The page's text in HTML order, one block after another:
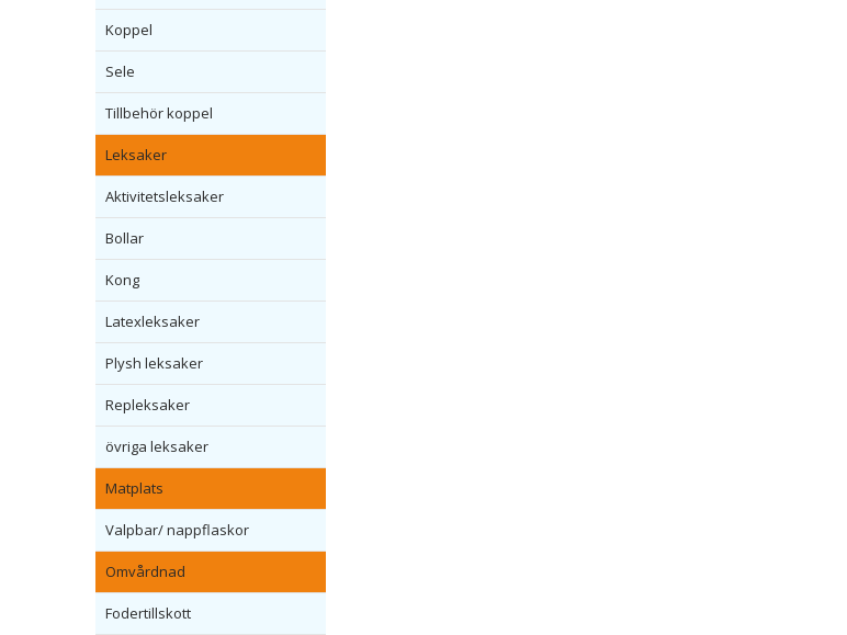
Koppel
Sele
Tillbehör koppel
Leksaker
Aktivitetsleksaker
Bollar
Kong
Latexleksaker
Plysh leksaker
Repleksaker
övriga leksaker
Matplats
Valpbar/ nappflaskor
Omvårdnad
Fodertillskott